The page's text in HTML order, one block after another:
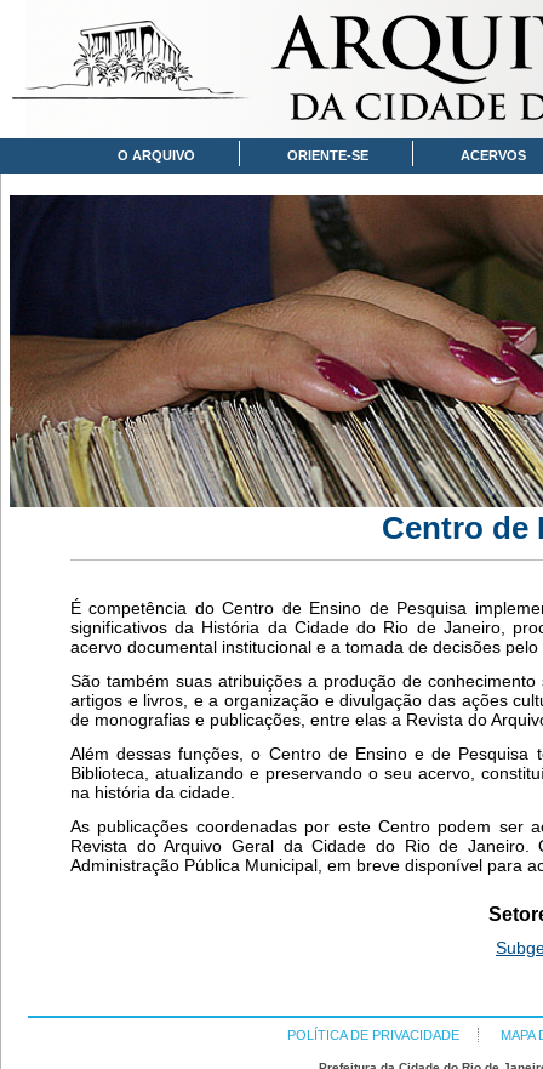
O ARQUIVO ORIENTE-SE ACERVOS
Centro de
É competência do Centro de Ensino de Pesquisa
significativos da História da Cidade do Rio de Janeiro,
acervo documental institucional e a tomada de decisões
São também suas atribuições a produção de
artigos e livros, e a organização e divulgação das ações
de monografias e publicações, entre elas a Revista do
Além dessas funções, o Centro de Ensino e de Pesquisa
Biblioteca, atualizando e preservando o seu acervo,
na história da cidade.
As publicações coordenadas por este Centro podem ser
Revista do Arquivo Geral da Cidade do Rio de
Administração Pública Municipal, em breve disponível para
POLÍTICA DE PRIVACIDADE MAPA